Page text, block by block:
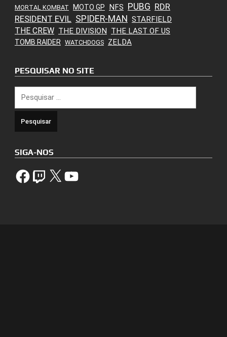
MORTAL KOMBAT MOTO GP NFS PUBG RDR
RESIDENT EVIL SPIDER-MAN STARFIELD
THE CREW THE DIVISION THE LAST OF US
TOMB RAIDER WATCHDOGS ZELDA
PESQUISAR NO SITE
por:
SIGA-NOS
FacebookTwitch X YouTube